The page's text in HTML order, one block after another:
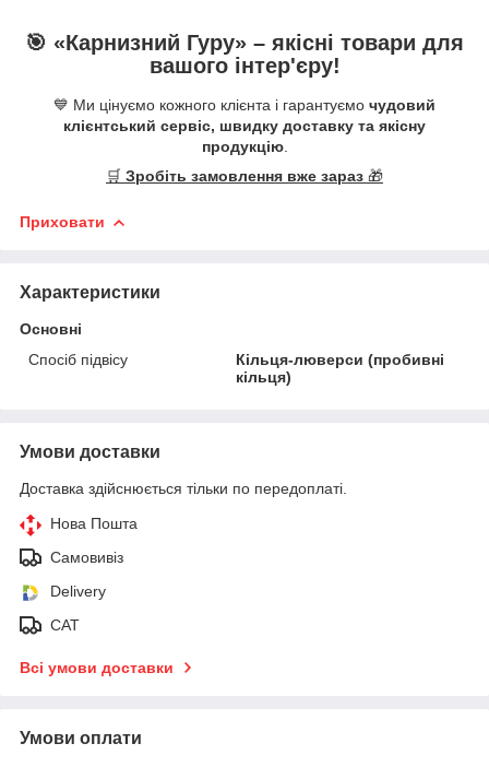
🎯 «Карнизний Гуру» – якісні товари для
вашого інтер'єру!
💙 Ми цінуємо кожного клієнта і гарантуємо чудовий
клієнтський сервіс, швидку доставку та якісну
продукцію.
🛒 Зробіть замовлення вже зараз 🎁
Приховати
Характеристики
Основні
Спосіб підвісу
Кільця-люверси (пробивні
кільця)
Умови доставки
Доставка здійснюється тільки по передоплаті.
Нова Пошта
Самовивіз
Delivery
САТ
Всі умови доставки
Умови оплати